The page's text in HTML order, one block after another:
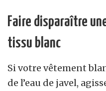
Faire disparaître
tissu blanc
Si votre vêtement
de l’eau de javel,